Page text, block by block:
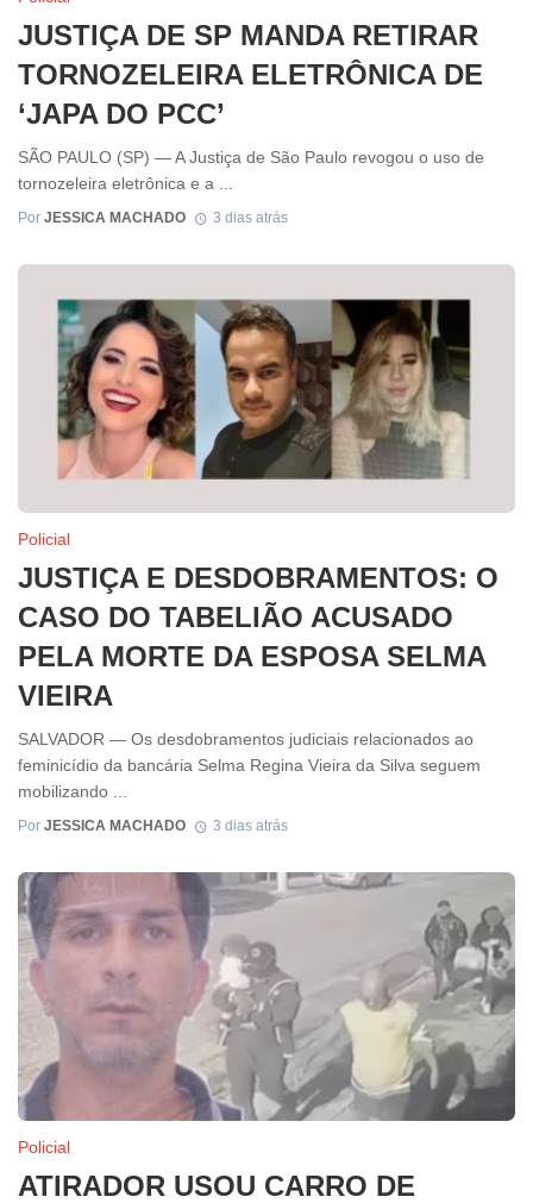
JUSTIÇA DE SP MANDA RETIRAR
TORNOZELEIRA ELETRÔNICA DE
‘JAPA DO PCC’
SÃO PAULO (SP) — A Justiça de São Paulo revogou o uso de
tornozeleira eletrônica e a ...
Por JESSICA MACHADO 3 dias atrás
Policial
JUSTIÇA E DESDOBRAMENTOS: O
CASO DO TABELIÃO ACUSADO
PELA MORTE DA ESPOSA SELMA
VIEIRA
SALVADOR — Os desdobramentos judiciais relacionados ao
feminicídio da bancária Selma Regina Vieira da Silva seguem
mobilizando ...
Por JESSICA MACHADO 3 dias atrás
Policial
ATIRADOR USOU CARRO DE